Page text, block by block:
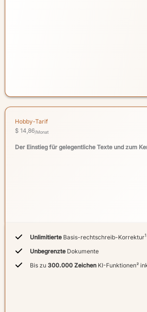
Hobby-Tarif
$ 14,86/Monat
Der Einstieg für gelegentliche Texte und zum
Unlimitierte Basis-rechtschreib-Korrektur1
Unbegrenzte Dokumente
Bis zu 300.000 Zeichen KI-Funktionen²